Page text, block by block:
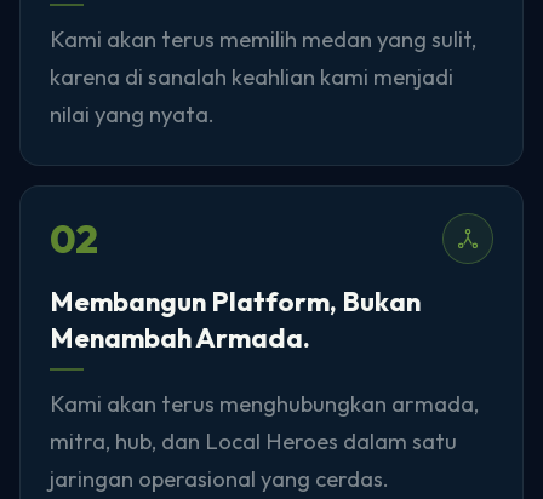
Kami akan terus memilih medan yang sulit,
karena di sanalah keahlian kami menjadi
nilai yang nyata.
02
Membangun Platform, Bukan
Menambah Armada.
Kami akan terus menghubungkan armada,
mitra, hub, dan Local Heroes dalam satu
jaringan operasional yang cerdas.